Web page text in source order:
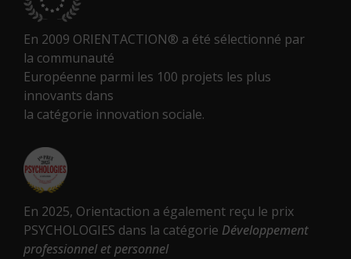
En 2009 ORIENTACTION® a été sélectionné par
la communauté
Européenne parmi les 100 projets les plus
innovants dans
la catégorie innovation sociale.
En 2025, Orientaction a également reçu le prix
PSYCHOLOGIES dans la catégorie Développement
professionnel et personnel